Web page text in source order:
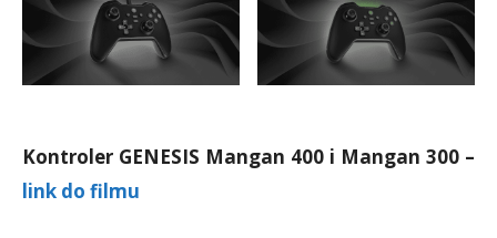
Kontroler GENESIS Mangan 400 i Mangan 300 –
link do filmu